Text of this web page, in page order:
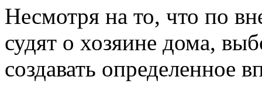
Несмотря на то, что по
судят о хозяине дома,
создавать определенное